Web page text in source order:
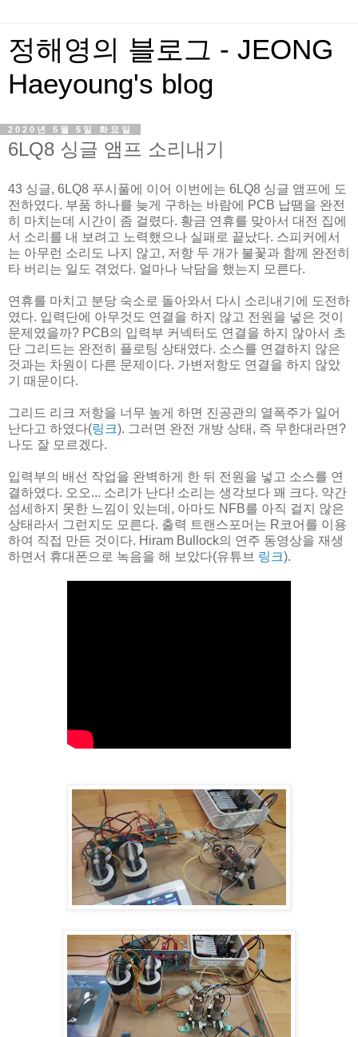
정해영의 블로그 - JEONG
Haeyoung's blog
2020년 5월 5일 화요일
6LQ8 싱글 앰프 소리내기
43 싱글, 6LQ8 푸시풀에 이어 이번에는 6LQ8 싱글 앰프에 도
전하였다. 부품 하나를 늦게 구하는 바람에 PCB 납땜을 완전
히 마치는데 시간이 좀 걸렸다. 황금 연휴를 맞아서 대전 집에
서 소리를 내 보려고 노력했으나 실패로 끝났다. 스피커에서
는 아무런 소리도 나지 않고, 저항 두 개가 불꽃과 함께 완전히
타 버리는 일도 겪었다. 얼마나 낙담을 했는지 모른다.
연휴를 마치고 분당 숙소로 돌아와서 다시 소리내기에 도전하
였다. 입력단에 아무것도 연결을 하지 않고 전원을 넣은 것이
문제였을까? PCB의 입력부 커넥터도 연결을 하지 않아서 초
단 그리드는 완전히 플로팅 상태였다. 소스를 연결하지 않은
것과는 차원이 다른 문제이다. 가변저항도 연결을 하지 않았
기 때문이다.
그리드 리크 저항을 너무 높게 하면 진공관의 열폭주가 일어
난다고 하였다(링크). 그러면 완전 개방 상태, 즉 무한대라면?
나도 잘 모르겠다.
입력부의 배선 작업을 완벽하게 한 뒤 전원을 넣고 소스를 연
결하였다. 오오... 소리가 난다! 소리는 생각보다 꽤 크다. 약간
섬세하지 못한 느낌이 있는데, 아마도 NFB를 아직 걸지 않은
상태라서 그런지도 모른다. 출력 트랜스포머는 R코어를 이용
하여 직접 만든 것이다. Hiram Bullock의 연주 동영상을 재생
하면서 휴대폰으로 녹음을 해 보았다(유튜브 링크).